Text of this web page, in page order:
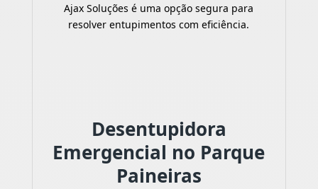
Ajax Soluções é uma opção segura para
resolver entupimentos com eficiência.
Desentupidora
Emergencial no Parque
Paineiras